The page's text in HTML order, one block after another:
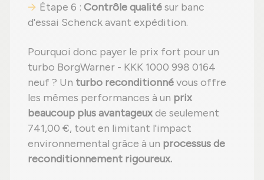
Étape 6 : Contrôle qualitésur banc
d'essai Schenck avant expédition.
Pourquoi donc payer le prix fort pour un
turbo BorgWarner - KKK 1000 998 0164
neuf ? Un turbo reconditionnévous offre
les mêmes performances à un prix
beaucoup plus avantageuxde seulement
741,00 €, tout en limitant l'impact
environnemental grâce à un processus de
reconditionnement rigoureux.